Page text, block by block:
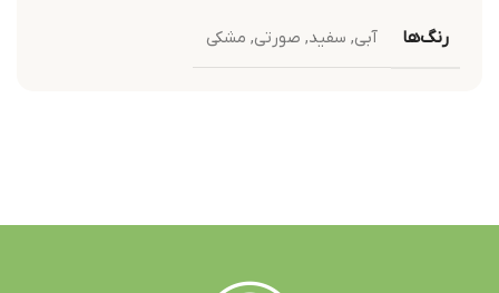
رنگ‌ها آبی, سفید, صورتی, مشکی